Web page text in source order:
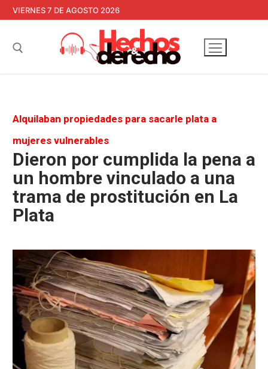
contenido
VIERNES 7 DE AGOSTO 2026
Alquilaban propiedades para sacarle plata a
mujeres vulnerables
Dieron por cumplida la pena a
un hombre vinculado a una
trama de prostitución en La
Plata